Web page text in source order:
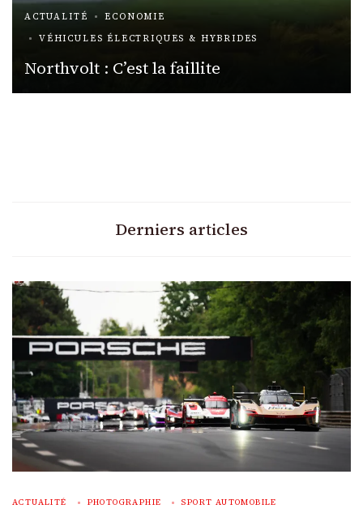
ACTUALITÉ
ECONOMIE
VÉHICULES ÉLECTRIQUES & HYBRIDES
Northvolt : C’est la faillite
Derniers articles
ACTUALITÉ PHOTOGRAPHIE SPORT AUTOMOBILE